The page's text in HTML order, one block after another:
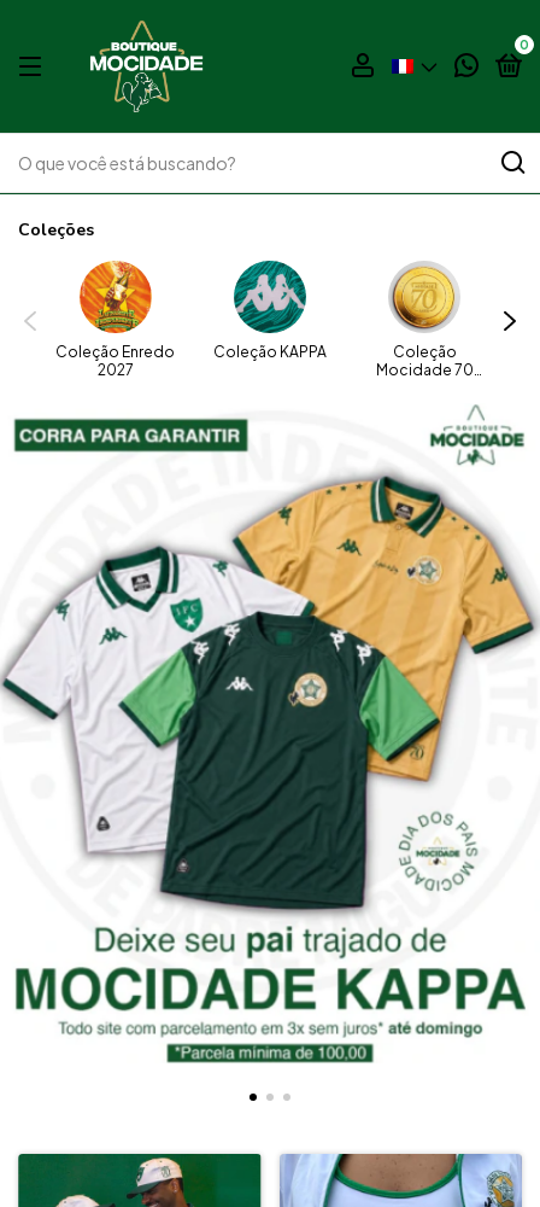
0
Coleções
Coleção Enredo
2027
Coleção KAPPA
Coleção
Mocidade 70